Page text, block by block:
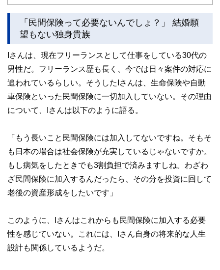
をわかりやすく発信している点です。
執筆者・監修者による執筆体制を築くことで、内容のわかり
やすさはもちろんのこと、読み応えのあるコンテンツと確か
な情報発信を実現しています。
私たちは、快適でより良い生活のアイデアを提供するお金の
コンシェルジュを目指します。
「民間保険って必要ないんでしょ？」 結婚願
望もない独身貴族
Iさんは、現在フリーランスとして仕事をしている30代の
男性だ。フリーランス歴も長く、今では日々案件の対応に
追われているらしい。そうしたIさんは、生命保険や自動
車保険といった民間保険に一切加入していない。その理由
について、Iさんは以下のように語る。
「もう長いこと民間保険には加入してないですね。そもそ
も日本の場合は社会保険が充実しているじゃないですか。
もし病気をしたときでも3割負担で済みますしね。わざわ
ざ民間保険に加入するんだったら、その分を投資に回して
老後の資産形成をしたいです」
このように、Iさんはこれからも民間保険に加入する必要
性を感じていない。これには、Iさん自身の将来的な人生
設計も関係しているようだ。